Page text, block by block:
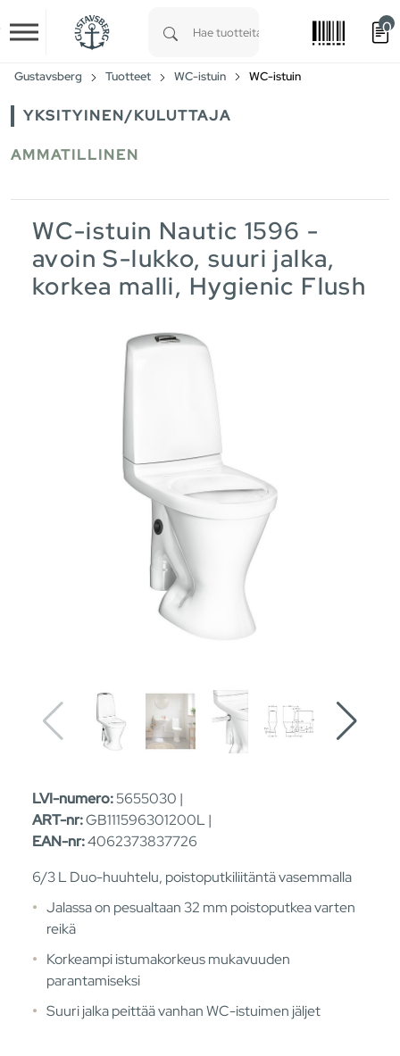
Skip to main content
0
Gustavsberg Tuotteet WC-istuin WC-istuin
YKSITYINEN/KULUTTAJA
AMMATILLINEN
WC-istuin Nautic 1596 -
avoin S-lukko, suuri jalka,
korkea malli, Hygienic Flush
LVI-numero:5655030 |
ART-nr:GB111596301200L |
EAN-nr:4062373837726
6/3 L Duo-huuhtelu, poistoputkiliitäntä vasemmalla
Jalassa on pesualtaan 32 mm poistoputkea varten
reikä
Korkeampi istumakorkeus mukavuuden
parantamiseksi
Suuri jalka peittää vanhan WC-istuimen jäljet